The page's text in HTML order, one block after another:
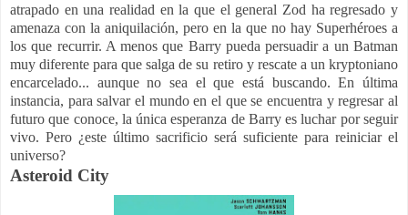
atrapado en una realidad en la que el general Zod ha regresado y
amenaza con la aniquilación, pero en la que no hay Superhéroes a
los que recurrir. A menos que Barry pueda persuadir a un Batman
muy diferente para que salga de su retiro y rescate a un kryptoniano
encarcelado... aunque no sea el que está buscando. En última
instancia, para salvar el mundo en el que se encuentra y regresar al
futuro que conoce, la única esperanza de Barry es luchar por seguir
vivo. Pero ¿este último sacrificio será suficiente para reiniciar el
universo?
Asteroid City